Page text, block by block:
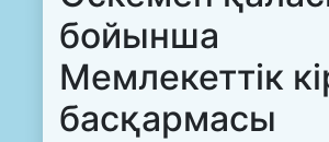
бойынша
Мемлекеттік
басқармасы